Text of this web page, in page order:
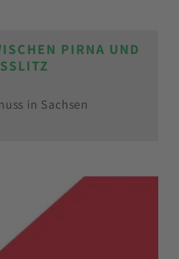
PIRNA UND
in Sachsen